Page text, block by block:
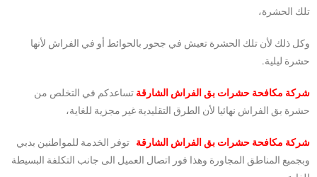
تلك الحشرة،
وكل ذلك لأن تلك الحشرة تعيش في جحور بالحوائط أو في الفراش لأنها
حشرة ليلية.
شركة مكافحة حشرات بق الفراش الشارقة تساعدكم في التخلص من
حشرة بق الفراش نهائيا لأن الطرق التقليدية غير مجزية للغاية،
شركة مكافحة حشرات بق الفراش الشارقة
توفر الخدمة للمواطنين بدبي
وبجميع المناطق المجاورة وهذا فور اتصال العميل الى جانب التكلفة البسيطة